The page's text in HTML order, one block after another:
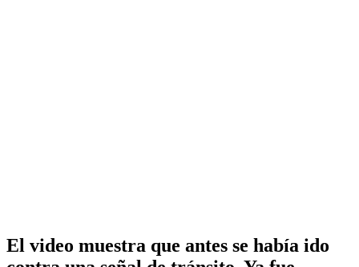
El video muestra que antes se había ido